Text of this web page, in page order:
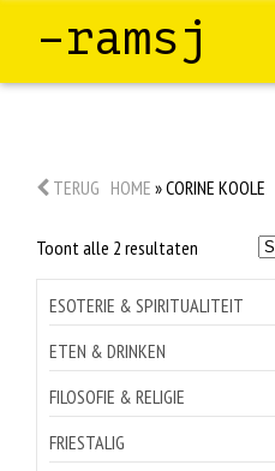
–ramsj
TERUG HOME »CORINE KOOLE
Toont alle 2 resultaten Gesorteerd
nieuwste
ESOTERIE & SPIRITUALITEIT
ETEN & DRINKEN
FILOSOFIE & RELIGIE
FRIESTALIG